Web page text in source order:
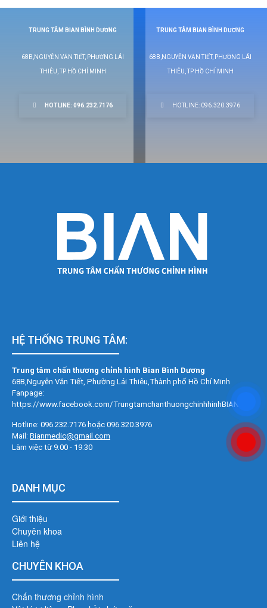
TRUNG TÂM BIAN BÌNH DƯƠNG
68B,NGUYỄN VĂN TIẾT, PHƯỜNG LÁI
THIÊU, TP HỒ CHÍ MINH
HOTLINE: 096.232.7176
TRUNG TÂM BIAN BÌNH DƯƠNG
68B,NGUYỄN VĂN TIẾT, PHƯỜNG LÁI
THIÊU, TP HỒ CHÍ MINH
HOTLINE: 096.320.3976
HỆ THỐNG TRUNG TÂM:
Trung tâm chấn thương chỉnh hình Bian Bình Dương
68B,Nguyễn Văn Tiết, Phường Lái Thiêu, Thành phố Hồ Chí Minh
Fanpage:
https://www.facebook.com/TrungtamchanthuongchinhhinhBIAN
Hotline: 096.232.7176 hoặc 096.320.3976
Mail: Bianmedic@gmail.com
Làm việc từ 9:00 - 19:30
DANH MỤC
Giới thiệu
Chuyên khoa
Liên hệ
CHUYÊN KHOA
Chấn thương chỉnh hình